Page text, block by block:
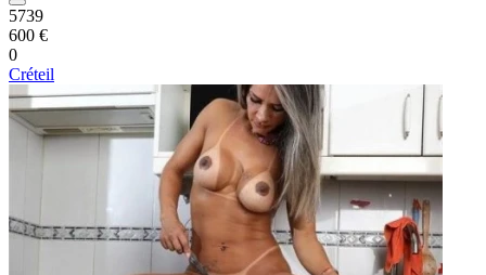
5739
600 €
0
Créteil